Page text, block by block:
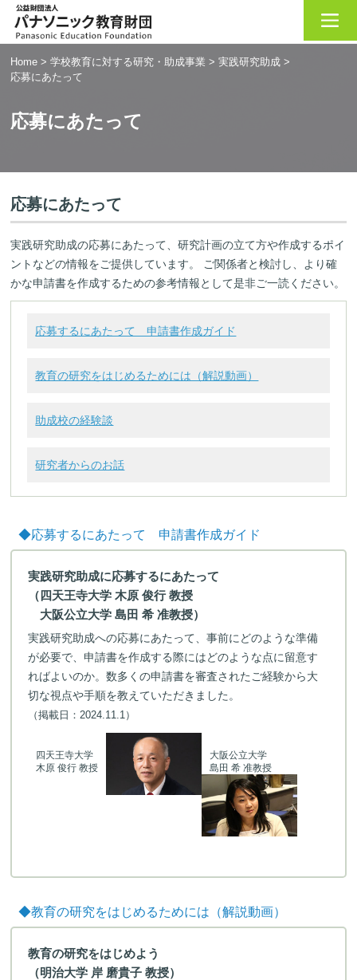
Home >学校教育に対する研究・助成事業 >実践研究助成 >
応募にあたって
応募にあたって
応募にあたって
実践研究助成の応募にあたって、研究計画の立て方や作成するポイ
ントなどの情報をご提供しています。 ご関係者と検討し、より確
かな申請書を作成するための参考情報として是非ご一読ください。
応募するにあたって 申請書作成ガイド
教育の研究をはじめるためには（解説動画）
助成校の経験談
研究者からのお話
◆応募するにあたって 申請書作成ガイド
実践研究助成に応募するにあたって
（四天王寺大学 木原 俊行 教授
大阪公立大学 島田 希 准教授）
実践研究助成への応募にあたって、事前にどのような準備
が必要で、申請書を作成する際にはどのような点に留意す
ればよいのか。数多くの申請書を審査されたご経験から大
切な視点や手順を教えていただきました。
（掲載日：2024.11.1）
四天王寺大学
木原 俊行 教授
大阪公立大学
島田 希 准教授
◆教育の研究をはじめるためには（解説動画）
教育の研究をはじめよう
（明治大学 岸 磨貴子 教授）